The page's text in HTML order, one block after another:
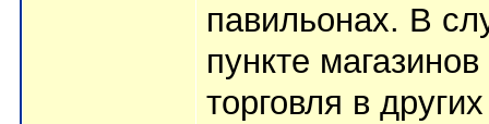
павильонах. В
пункте
торговля в